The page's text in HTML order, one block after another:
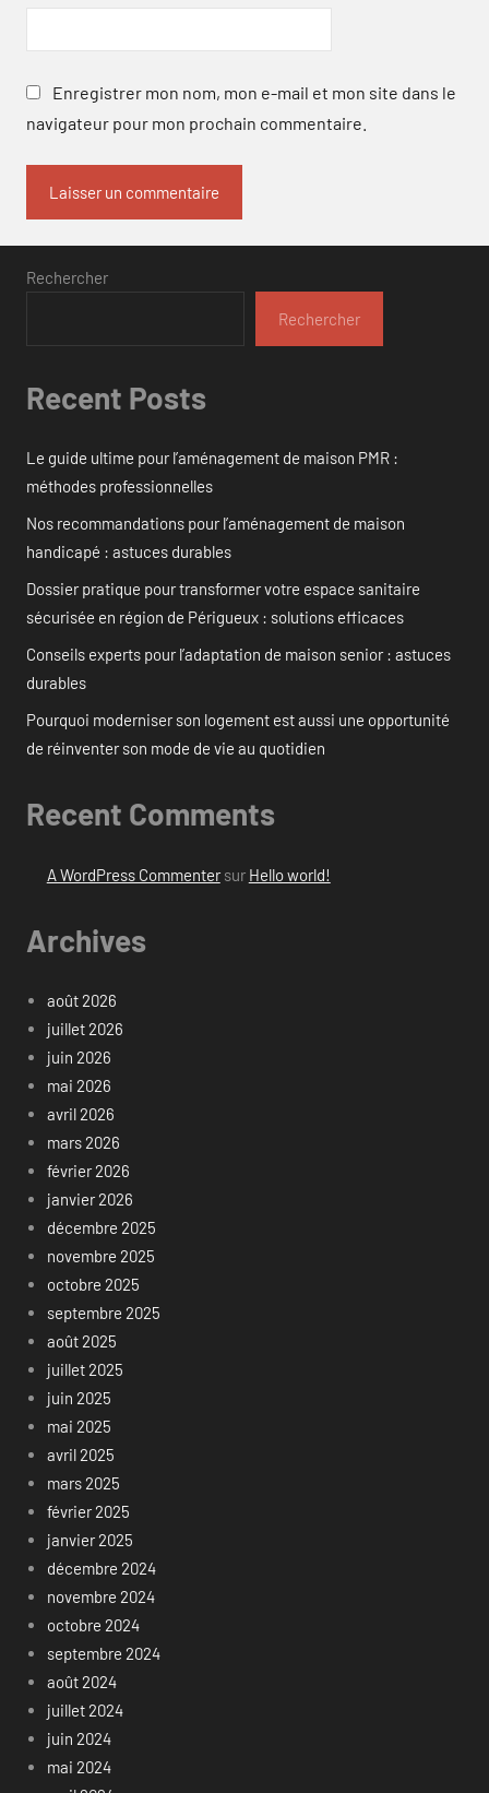
Enregistrer mon nom, mon e-mail et mon site dans le
navigateur pour mon prochain commentaire.
Rechercher
Rechercher
Recent Posts
Le guide ultime pour l’aménagement de maison PMR :
méthodes professionnelles
Nos recommandations pour l’aménagement de maison
handicapé : astuces durables
Dossier pratique pour transformer votre espace sanitaire
sécurisée en région de Périgueux : solutions efficaces
Conseils experts pour l’adaptation de maison senior : astuces
durables
Pourquoi moderniser son logement est aussi une opportunité
de réinventer son mode de vie au quotidien
Recent Comments
A WordPress Commentersur Hello world!
Archives
août 2026
juillet 2026
juin 2026
mai 2026
avril 2026
mars 2026
février 2026
janvier 2026
décembre 2025
novembre 2025
octobre 2025
septembre 2025
août 2025
juillet 2025
juin 2025
mai 2025
avril 2025
mars 2025
février 2025
janvier 2025
décembre 2024
novembre 2024
octobre 2024
septembre 2024
août 2024
juillet 2024
juin 2024
mai 2024